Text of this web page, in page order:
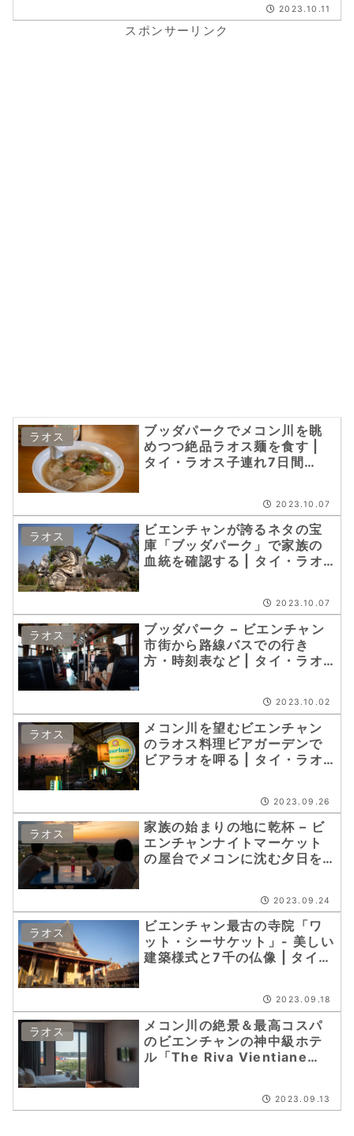
2023.10.11
スポンサーリンク
ラオス
ブッダパークでメコン川を眺
めつつ絶品ラオス麺を食す |
タイ・ラオス子連れ7日間
2023.10.07
ラオス
ビエンチャンが誇るネタの宝
庫「ブッダパーク」で家族の
血統を確認する | タイ・ラオ
2023.10.07
ラオス
ブッダパーク – ビエンチャン
市街から路線バスでの行き
方・時刻表など | タイ・ラオ
2023.10.02
ラオス
メコン川を望むビエンチャン
のラオス料理ビアガーデンで
ビアラオを呷る | タイ・ラオ
2023.09.26
ラオス
家族の始まりの地に乾杯 – ビ
エンチャンナイトマーケット
の屋台でメコンに沈む夕日を
2023.09.24
ラオス
ビエンチャン最古の寺院「ワ
ット・シーサケット」- 美しい
建築様式と7千の仏像 | タイ・
2023.09.18
ラオス
メコン川の絶景＆最高コスパ
のビエンチャンの神中級ホテ
ル「The Riva Vientiane
2023.09.13